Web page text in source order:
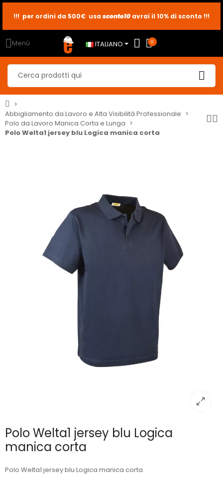
sconto2
sconto5
!!! per ordini da 500€ usa sconto10 avrai il 10% di sconto !!!
Menù ITALIANO 0
Abbigliamento da Lavoro e Alta Visibilità Professionale
Polo da Lavoro Manica Corta e Lunga
Polo Welta1 jersey blu Logica manica corta
Polo Welta1 jersey blu Logica
manica corta
Polo Welta1 jersey blu Logica manica corta